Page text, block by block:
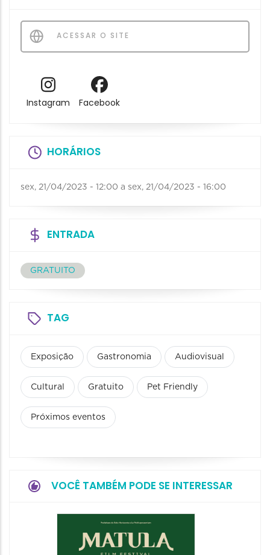
ACESSAR O SITE
Instagram Facebook
HORÁRIOS
sex, 21/04/2023 - 12:00 a sex, 21/04/2023 - 16:00
ENTRADA
GRATUITO
TAG
Exposição Gastronomia Audiovisual
Cultural Gratuito Pet Friendly
Próximos eventos
VOCÊ TAMBÉM PODE SE INTERESSAR